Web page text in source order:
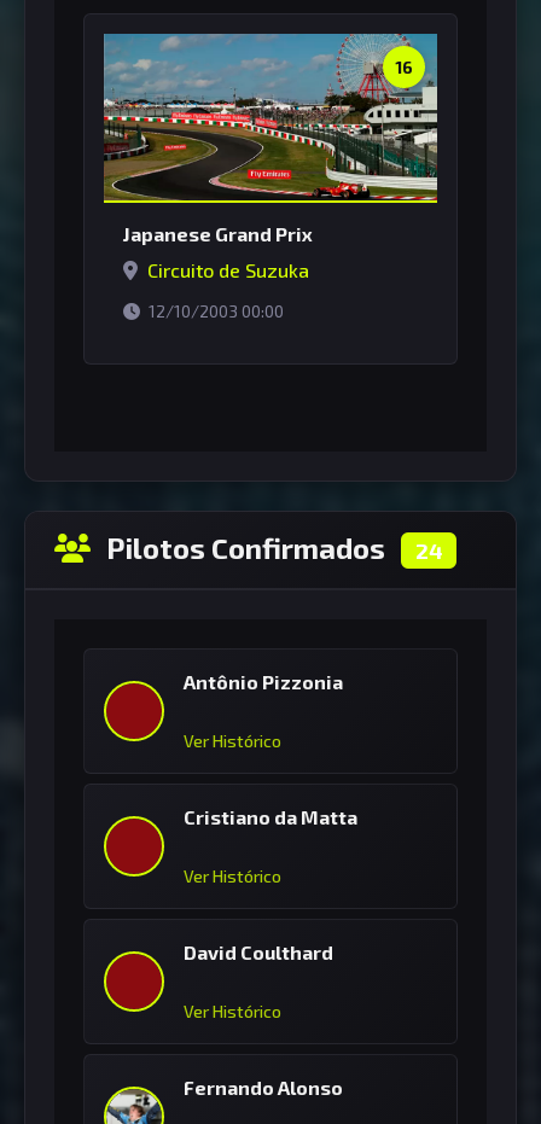
16
Japanese Grand Prix
Circuito de Suzuka
12/10/2003 00:00
Pilotos Confirmados 24
Antônio Pizzonia
Ver Histórico
Cristiano da Matta
Ver Histórico
David Coulthard
Ver Histórico
Fernando Alonso